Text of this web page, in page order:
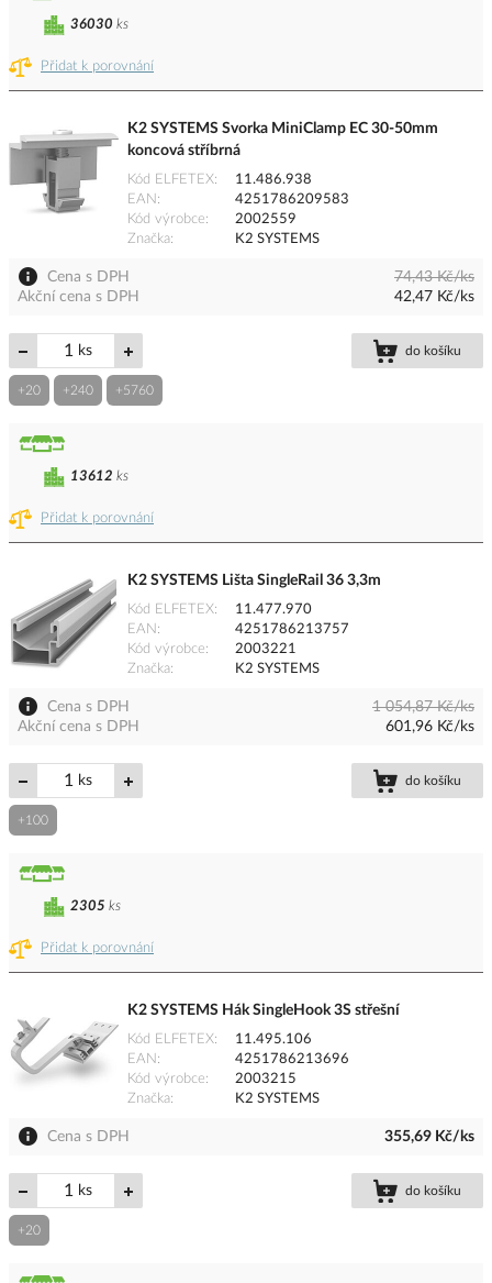
Přidat k porovnání
36030 ks
K2 SYSTEMS Svorka MiniClamp EC 30-50mm
koncová stříbrná
Kód ELFETEX
11.486.938
EAN
4251786209583
Kód výrobce
2002559
Značka
K2 SYSTEMS
Cena s DPH
74,43 Kč/ks
Akční cena s DPH
42,47 Kč/ks
ks do košíku
+20 +240 +5760
Přidat k porovnání
13612 ks
K2 SYSTEMS Lišta SingleRail 36 3,3m
Kód ELFETEX
11.477.970
EAN
4251786213757
Kód výrobce
2003221
Značka
K2 SYSTEMS
Cena s DPH
1 054,87 Kč/ks
Akční cena s DPH
601,96 Kč/ks
ks do košíku
+100
Přidat k porovnání
2305 ks
K2 SYSTEMS Hák SingleHook 3S střešní
Kód ELFETEX
11.495.106
EAN
4251786213696
Kód výrobce
2003215
Značka
K2 SYSTEMS
Cena s DPH 355,69 Kč/ks
ks do košíku
+20